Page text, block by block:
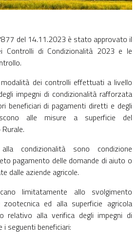
del 14.11.2023 è stato approvato il
Controlli di Condizionalità 2023 e le
dei controlli effettuati a livello
impegni di condizionalità rafforzata
beneficiari di pagamenti diretti e degli
alle misure a superficie del
condizionalità sono condizione
pagamento delle domande di aiuto o
dalle aziende agricole.
limitatamente allo svolgimento
ed alla superficie agricola
relativo alla verifica degli impegni di
seguenti beneficiari: